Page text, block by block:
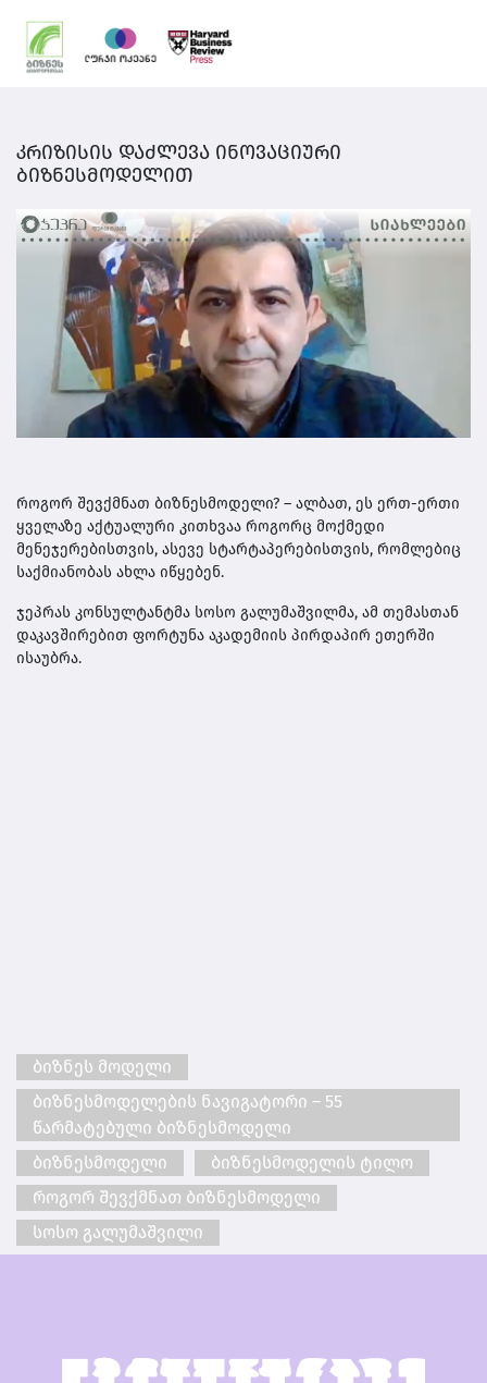
კრიზისის დაძლევა ინოვაციური
ბიზნესმოდელით
როგორ შევქმნათ ბიზნესმოდელი? – ალბათ, ეს ერთ-ერთი
ყველაზე აქტუალური კითხვაა როგორც მოქმედი
მენეჯერებისთვის, ასევე სტარტაპერებისთვის, რომლებიც
საქმიანობას ახლა იწყებენ.
ჯეპრას კონსულტანტმა სოსო გალუმაშვილმა, ამ თემასთან
დაკავშირებით ფორტუნა აკადემიის პირდაპირ ეთერში
ისაუბრა.
ბიზნეს მოდელი
ბიზნესმოდელების ნავიგატორი – 55
წარმატებული ბიზნესმოდელი
ბიზნესმოდელი
ბიზნესმოდელის ტილო
როგორ შევქმნათ ბიზნესმოდელი
სოსო გალუმაშვილი